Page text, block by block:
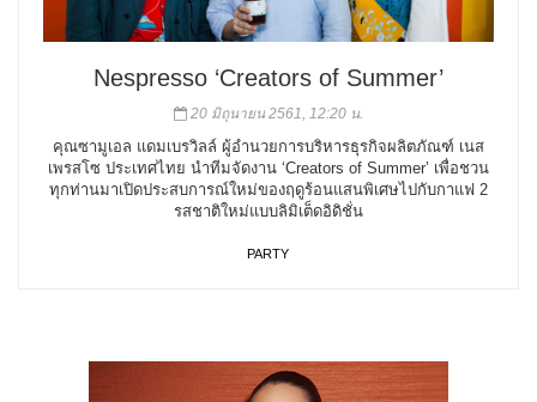
Nespresso ‘Creators of Summer’
20 มิถุนายน 2561, 12:20 น.
คุณซามูเอล แดมเบรวิลล์ ผู้อำนวยการบริหารธุรกิจผลิตภัณฑ์ เนส
เพรสโซ ประเทศไทย นำทีมจัดงาน ‘Creators of Summer’ เพื่อชวน
ทุกท่านมาเปิดประสบการณ์ใหม่ของฤดูร้อนแสนพิเศษไปกับกาแฟ 2
รสชาติใหม่แบบลิมิเต็ดอิดิชั่น
PARTY